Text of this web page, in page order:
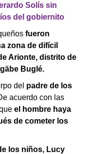
Solís sin
del gobiernito
fueron
zona de difícil
Arionte, distrito de
Buglé.
del padre de los
acuerdo con las
el hombre haya
de cometer los
los niños, Lucy